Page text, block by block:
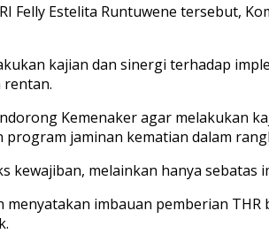
Felly Estelita Runtuwene tersebut,
kajian dan sinergi terhadap
rentan.
Kemenaker agar melakukan
jaminan kematian dalam
melainkan hanya sebatas
menyatakan imbauan pemberian